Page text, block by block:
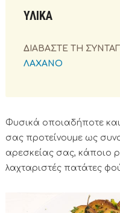
ΥΛΙΚΑ
ΔΙΑΒΑΣΤΕ ΤΗ
ΛΑΧΑΝΟ
Φυσικά οποιαδήποτε και
σας προτείνουμε ως
αρεσκείας σας, κάποιο
λαχταριστές πατάτες